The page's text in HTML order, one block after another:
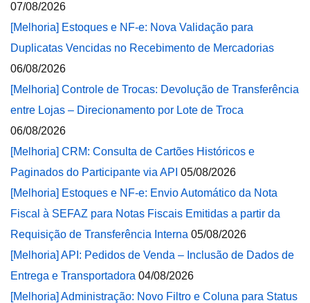
07/08/2026
[Melhoria] Estoques e NF-e: Nova Validação para
Duplicatas Vencidas no Recebimento de Mercadorias
06/08/2026
[Melhoria] Controle de Trocas: Devolução de Transferência
entre Lojas – Direcionamento por Lote de Troca
06/08/2026
[Melhoria] CRM: Consulta de Cartões Históricos e
Paginados do Participante via API 05/08/2026
[Melhoria] Estoques e NF-e: Envio Automático da Nota
Fiscal à SEFAZ para Notas Fiscais Emitidas a partir da
Requisição de Transferência Interna 05/08/2026
[Melhoria] API: Pedidos de Venda – Inclusão de Dados de
Entrega e Transportadora 04/08/2026
[Melhoria] Administração: Novo Filtro e Coluna para Status